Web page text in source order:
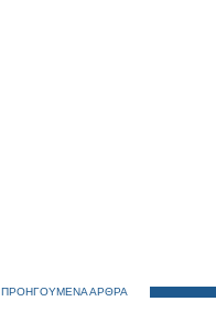
ΠΡΟΗΓΟΥΜΕΝΑ ΑΡΘΡΑ